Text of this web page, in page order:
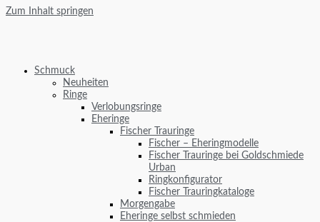
Zum Inhalt springen
Schmuck
Neuheiten
Ringe
Verlobungsringe
Eheringe
Fischer Trauringe
Fischer – Eheringmodelle
Fischer Trauringe bei Goldschmiede
Urban
Ringkonfigurator
Fischer Trauringkataloge
Morgengabe
Eheringe selbst schmieden